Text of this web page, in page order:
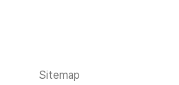
Sitemap